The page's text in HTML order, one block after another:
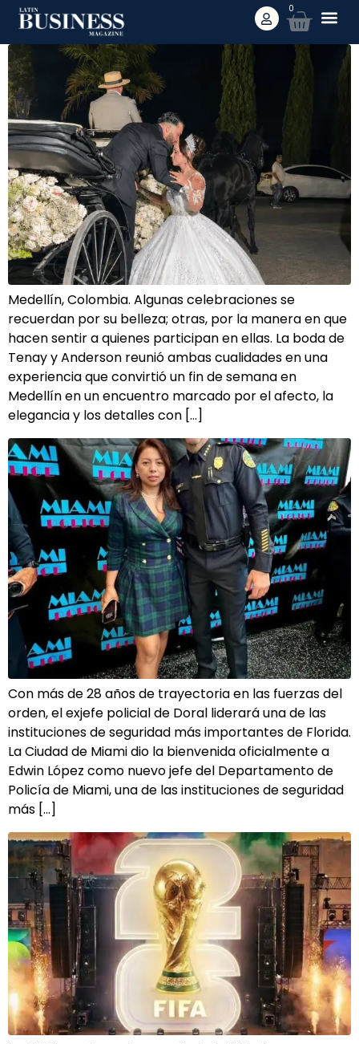
0
Medellín, Colombia. Algunas celebraciones se
recuerdan por su belleza; otras, por la manera en que
hacen sentir a quienes participan en ellas. La boda de
Tenay y Anderson reunió ambas cualidades en una
experiencia que convirtió un fin de semana en
Medellín en un encuentro marcado por el afecto, la
elegancia y los detalles con […]
Con más de 28 años de trayectoria en las fuerzas del
orden, el exjefe policial de Doral liderará una de las
instituciones de seguridad más importantes de Florida.
La Ciudad de Miami dio la bienvenida oficialmente a
Edwin López como nuevo jefe del Departamento de
Policía de Miami, una de las instituciones de seguridad
más […]